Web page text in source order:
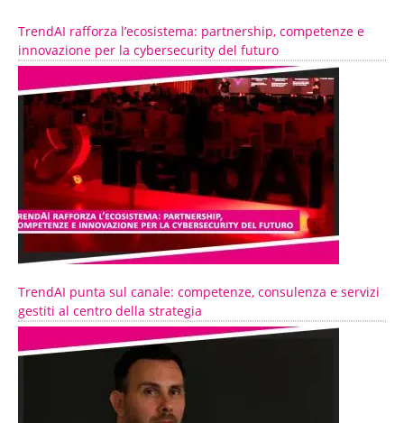
TrendAI rafforza l’ecosistema: partnership, competenze e
innovazione per la cybersecurity del futuro
TrendAI punta sul canale: competenze, consulenza e servizi
gestiti al centro della strategia